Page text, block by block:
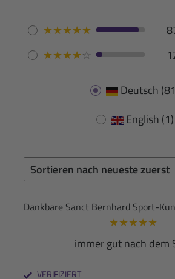
★★★★★
★★★★☆
Deutsch
English (1)
Dankbare Sanct Bernhard Sport-
★★★★★
immer gut nach dem
VERIFIZIERT